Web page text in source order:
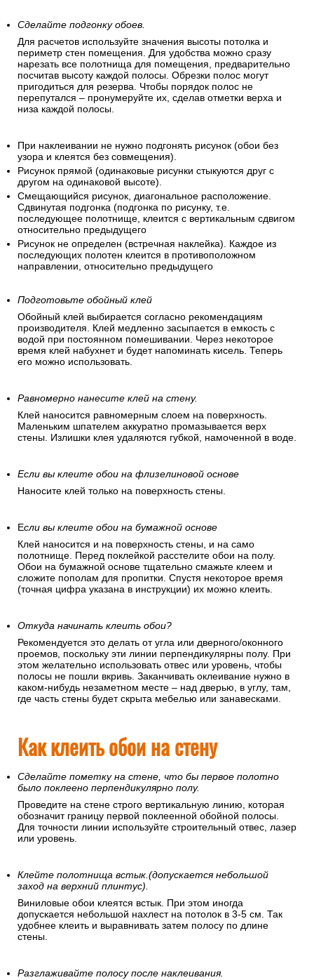
Сделайте подгонку обоев.
Для расчетов используйте значения высоты потолка и
периметр стен помещения. Для удобства можно сразу
нарезать все полотнища для помещения, предварительно
посчитав высоту каждой полосы. Обрезки полос могут
пригодиться для резерва. Чтобы порядок полос не
перепутался – пронумеруйте их, сделав отметки верха и
низа каждой полосы.
При наклеивании не нужно подгонять рисунок (обои без
узора и клеятся без совмещения).
Рисунок прямой (одинаковые рисунки стыкуются друг с
другом на одинаковой высоте).
Смещающийся рисунок, диагональное расположение.
Сдвинутая подгонка (подгонка по рисунку, т.е.
последующее полотнище, клеится с вертикальным сдвигом
относительно предыдущего
Рисунок не определен (встречная наклейка). Каждое из
последующих полотен клеится в противоположном
направлении, относительно предыдущего
Подготовьте обойный клей
Обойный клей выбирается согласно рекомендациям
производителя. Клей медленно засыпается в емкость с
водой при постоянном помешивании. Через некоторое
время клей набухнет и будет напоминать кисель. Теперь
его можно использовать.
Равномерно нанесите клей на стену.
Клей наносится равномерным слоем на поверхность.
Маленьким шпателем аккуратно промазывается верх
стены. Излишки клея удаляются губкой, намоченной в воде.
Если вы клеите обои на флизелиновой основе
Наносите клей только на поверхность стены.
Если вы клеите обои на бумажной основе
Клей наносится и на поверхность стены, и на само
полотнище. Перед поклейкой расстелите обои на полу.
Обои на бумажной основе тщательно смажьте клеем и
сложите пополам для пропитки. Спустя некоторое время
(точная цифра указана в инструкции) их можно клеить.
Откуда начинать клеить обои?
Рекомендуется это делать от угла или дверного/оконного
проемов, поскольку эти линии перпендикулярны полу. При
этом желательно использовать отвес или уровень, чтобы
полосы не пошли вкривь. Заканчивать оклеивание нужно в
каком-нибудь незаметном месте – над дверью, в углу, там,
где часть стены будет скрыта мебелью или занавесками.
Как клеить обои на стену
Сделайте пометку на стене, что бы первое полотно
было поклеено перпендикулярно полу.
Проведите на стене строго вертикальную линию, которая
обозначит границу первой поклеенной обойной полосы.
Для точности линии используйте строительный отвес, лазер
или уровень.
Клейте полотнища встык.(допускается небольшой
заход на верхний плинтус).
Виниловые обои клеятся встык. При этом иногда
допускается небольшой нахлест на потолок в 3-5 см. Так
удобнее клеить и выравнивать затем полосу по длине
стены.
Разглаживайте полосу после наклеивания.